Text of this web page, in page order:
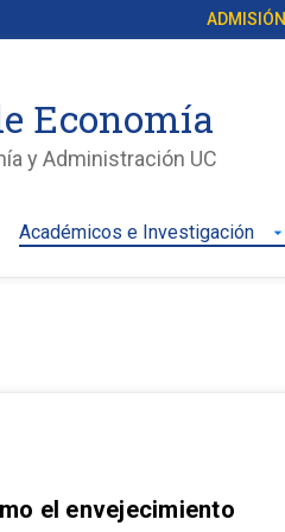
ADMISIÓN
Economía
y Administración UC
Académicos e Investigación arrow_drop_down
el envejecimiento